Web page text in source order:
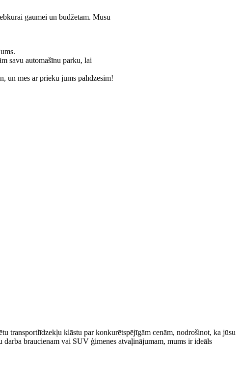
gaumei un budžetam. Mūsu
savu automašīnu parku, lai
un mēs ar prieku jums palīdzēsim!
transportlīdzekļu klāstu par konkurētspējīgām cenām, nodrošinot, ka jūsu
braucienam vai SUV ģimenes atvaļinājumam, mums ir ideāls